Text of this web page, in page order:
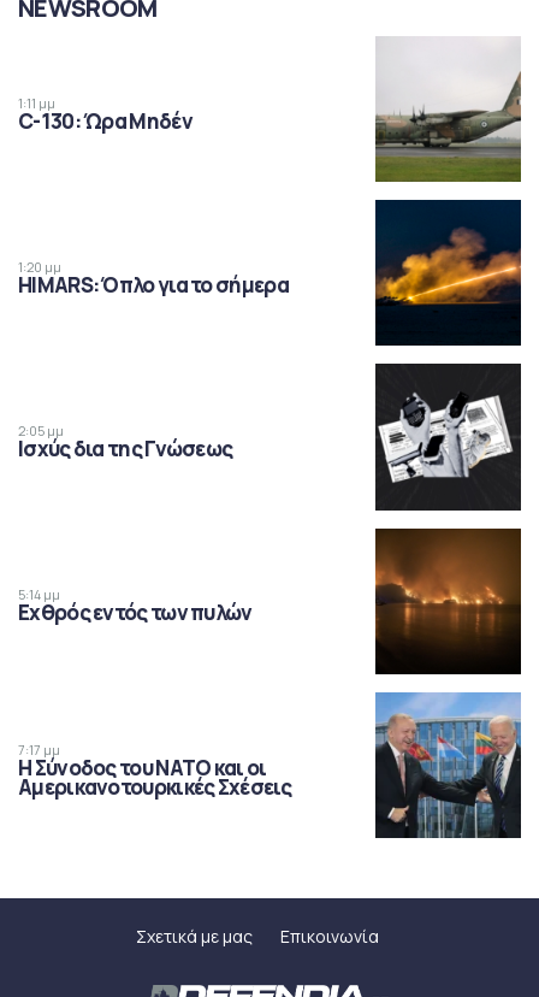
NEWSROOM
1:11 μμ
C-130: Ώρα Μηδέν
1:20 μμ
HIMARS: Όπλο για το σήμερα
2:05 μμ
Ισχύς δια της Γνώσεως
5:14 μμ
Εχθρός εντός των πυλών
7:17 μμ
Η Σύνοδος του ΝΑΤΟ και οι
Αμερικανοτουρκικές Σχέσεις
Σχετικά με μας Επικοινωνία